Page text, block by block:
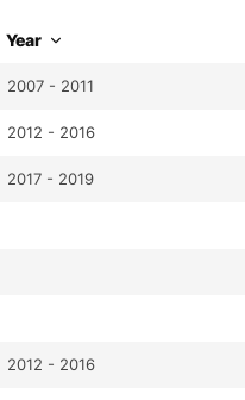
Year
2007 - 2011
2012 - 2016
2017 - 2019
2012 - 2016